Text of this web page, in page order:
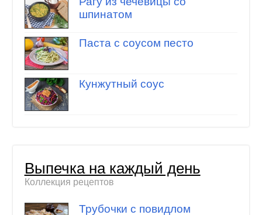
шпинатом
Паста с соусом песто
Кунжутный соус
Выпечка на каждый день
Коллекция рецептов
Трубочки с повидлом